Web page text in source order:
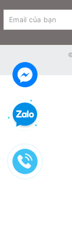
Xuất xứ:
Vật liệu:
Phù hợp:
Hình ảnh Đế
SUHZ Baseus
thoại/Ipad